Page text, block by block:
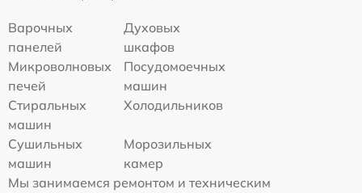
Варочных
панелей
Духовых
шкафов
Микроволновых
печей
Посудомоечных
машин
Стиральных
машин
Холодильников
Сушильных
машин
Морозильных
камер
Мы занимаемся ремонтом и техническим